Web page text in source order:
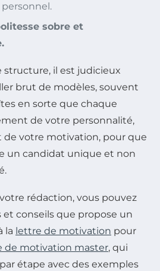
sobre et
structure, il est judicieux
brut de modèles, souvent
en sorte que chaque
de votre personnalité,
de votre motivation, pour que
un candidat unique et non
rédaction, vous pouvez
conseils que propose un
la lettre de motivation pour
de motivation master, qui
étape avec des exemples